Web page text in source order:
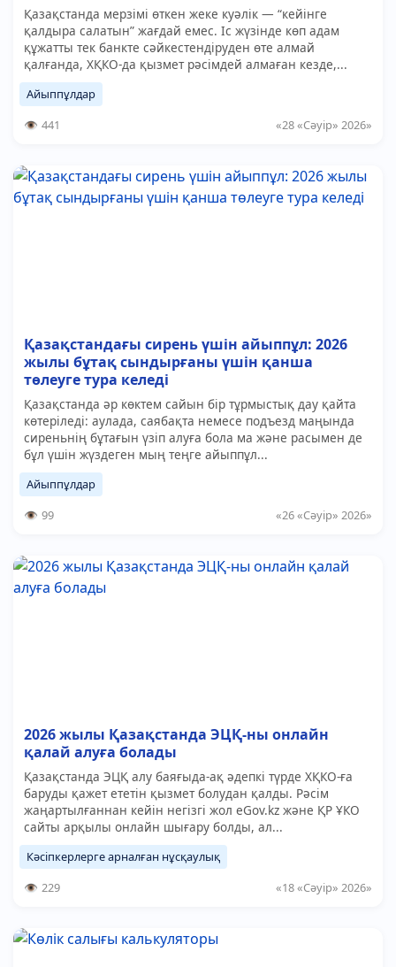
Қазақстанда мерзімі өткен жеке куәлік — “кейінге
қалдыра салатын” жағдай емес. Іс жүзінде көп адам
құжатты тек банкте сәйкестендіруден өте алмай
қалғанда, ХҚКО-да қызмет рәсімдей алмаған кезде,...
Айыппұлдар
441
«28 «Сәуір» 2026»
Қазақстандағы сирень үшін айыппұл: 2026
жылы бұтақ сындырғаны үшін қанша
төлеуге тура келеді
Қазақстанда әр көктем сайын бір тұрмыстық дау қайта
көтеріледі: аулада, саябақта немесе подъезд маңында
сиреньнің бұтағын үзіп алуға бола ма және расымен де
бұл үшін жүздеген мың теңге айыппұл...
Айыппұлдар
99
«26 «Сәуір» 2026»
2026 жылы Қазақстанда ЭЦҚ-ны онлайн
қалай алуға болады
Қазақстанда ЭЦҚ алу баяғыда-ақ әдепкі түрде ХҚКО-ға
баруды қажет ететін қызмет болудан қалды. Рәсім
жаңартылғаннан кейін негізгі жол eGov.kz және ҚР ҰКО
сайты арқылы онлайн шығару болды, ал...
Кәсіпкерлерге арналған нұсқаулық
229
«18 «Сәуір» 2026»